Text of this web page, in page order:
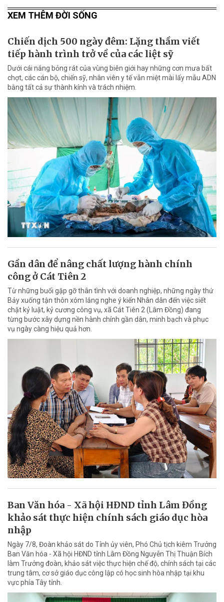
XEM THÊM ĐỜI SỐNG
Chiến dịch 500 ngày đêm: Lặng thầm viết
tiếp hành trình trở về của các liệt sỹ
Dưới cái nắng bỏng rát của vùng biên giới hay những cơn mưa bất
chợt, các cán bộ, chiến sỹ, nhân viên y tế vẫn miệt mài lấy mẫu ADN
bằng tất cả sự thành kính và trách nhiệm.
Gần dân để nâng chất lượng hành chính
công ở Cát Tiên 2
Từ những buổi gặp gỡ thân tình với doanh nghiệp, những ngày thứ
Bảy xuống tận thôn xóm lắng nghe ý kiến Nhân dân đến việc siết
chặt kỷ luật, kỷ cương công vụ, xã Cát Tiên 2 (Lâm Đồng) đang
từng bước xây dựng nền hành chính gần dân, minh bạch và phục
vụ ngày càng hiệu quả hơn.
Ban Văn hóa - Xã hội HĐND tỉnh Lâm Đồng
khảo sát thực hiện chính sách giáo dục hòa
nhập
Ngày 7/8, Đoàn khảo sát do Tỉnh ủy viên, Phó Chủ tịch kiêm Trưởng
Ban Văn hóa - Xã hội HĐND tỉnh Lâm Đồng Nguyễn Thị Thuận Bích
làm Trưởng đoàn, khảo sát việc thực hiện chế độ, chính sách tại các
trung tâm, cơ sở giáo dục công lập có học sinh hòa nhập tại khu
vực phía Tây tỉnh.